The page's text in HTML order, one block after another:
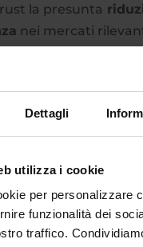
Dettagli
utilizza i cookie
per personalizzare
funzionalità dei
traffico.
la presunta
nei mercati
di Apple
a sviluppare
ostacolare il
eco-sistemi digitali
,apple